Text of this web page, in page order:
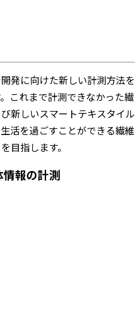
発に向けた新しい計測方法を
これまで計測できなかった繊
新しいスマートテキスタイル
活を過ごすことができる繊維
目指します。
報の計測